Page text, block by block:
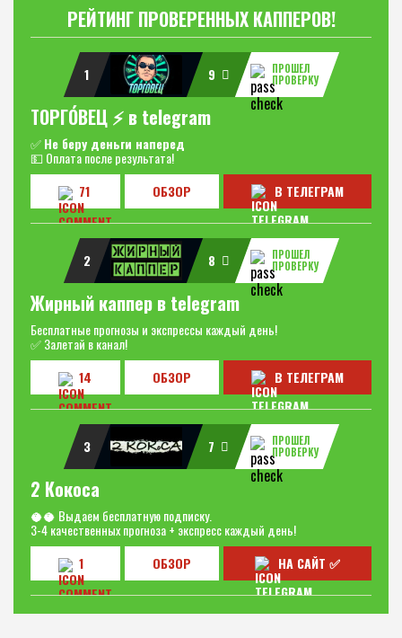
РЕЙТИНГ ПРОВЕРЕННЫХ КАППЕРОВ!
1 9
ПРОШЕЛ
ПРОВЕРКУ
ТОРГО́ВЕЦ ⚡️ в telegram
✅Не беру деньги наперед
💵 Оплата после результата!
71
ОБЗОР В ТЕЛЕГРАМ
2 8
ПРОШЕЛ
ПРОВЕРКУ
Жирный каппер в telegram
Бесплатные прогнозы и экспрессы каждый день!
✅ Залетай в канал!
14
ОБЗОР В ТЕЛЕГРАМ
3 7
ПРОШЕЛ
ПРОВЕРКУ
2 Кокоса
🥥🥥 Выдаем бесплатную подписку.
3-4 качественных прогноза + экспресс каждый день!
1
ОБЗОР НА САЙТ ✅